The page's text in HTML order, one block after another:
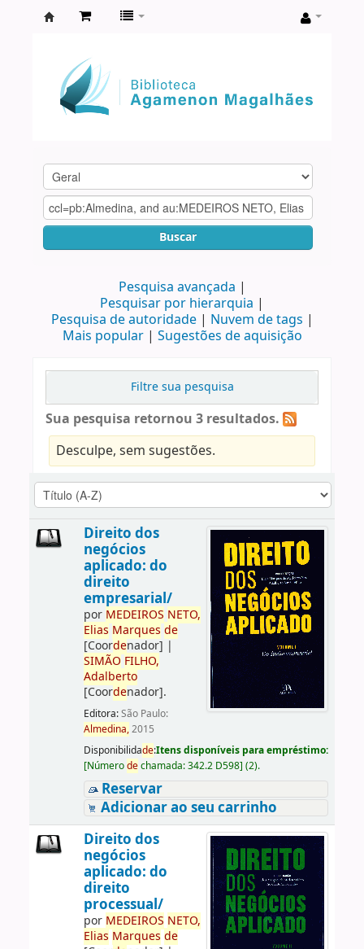
Agamenon
Magalhães
Buscar
Pesquisa avançada
Pesquisar por hierarquia
Pesquisa de autoridade
Nuvem de tags
Mais popular
Sugestões de aquisição
Filtre sua pesquisa
Sua pesquisa retornou 3 resultados.
Desculpe, sem sugestões.
Direito dos
negócios
aplicado: do
direito
empresarial/
por MEDEIROS NETO,
Elias Marques de
[Coordenador] |
SIMÃO FILHO,
Adalberto
[Coordenador].
Editora:São Paulo:
Almedina,2015
Disponibilidade:Itens disponíveis para empréstimo:
[Númerodechamada:342.2 D598] (2).
Reservar
Adicionar ao seu carrinho
Direito dos
negócios
aplicado: do
direito
processual/
por MEDEIROS NETO,
Elias Marques de